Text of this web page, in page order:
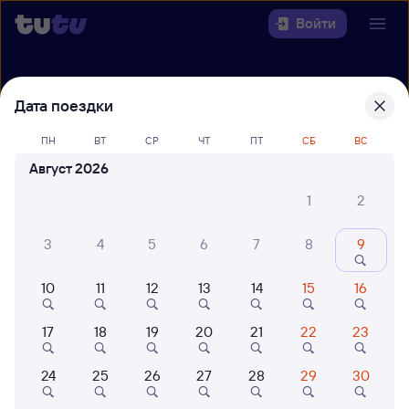
Войти
билеты Барабинск — Уфа
Откуда
Когда
Кто едет
Найти поезда
Дата поездки
ПН ВТ СР ЧТ ПТ СБ ВС
Август 2026
1
2
3 4 5 6 7 8 9
10 11 12 13 14 15 16
17 18 19 20 21 22 23
24 25 26 27 28 29 30